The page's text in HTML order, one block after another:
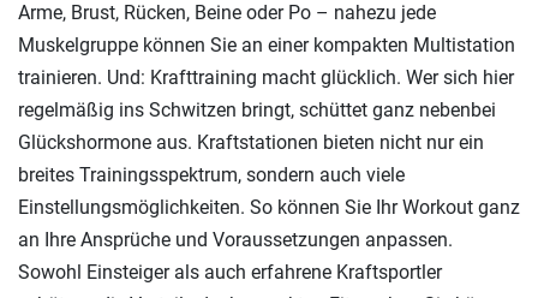
Arme, Brust, Rücken, Beine oder Po – nahezu jede
Muskelgruppe können Sie an einer kompakten Multistation
trainieren. Und: Krafttraining macht glücklich. Wer sich hier
regelmäßig ins Schwitzen bringt, schüttet ganz nebenbei
Glückshormone aus. Kraftstationen bieten nicht nur ein
breites Trainingsspektrum, sondern auch viele
Einstellungsmöglichkeiten. So können Sie Ihr Workout ganz
an Ihre Ansprüche und Voraussetzungen anpassen.
Sowohl Einsteiger als auch erfahrene Kraftsportler